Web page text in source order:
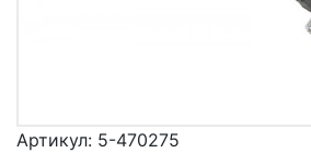
Артикул: 5-470275